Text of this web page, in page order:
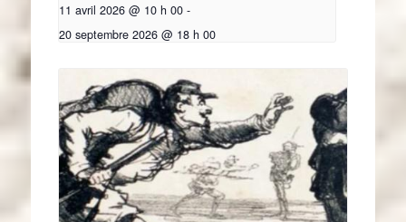
11 avril 2026 @ 10 h 00 -
20 septembre 2026 @ 18 h 00